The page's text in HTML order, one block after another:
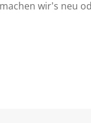
wir’s neu